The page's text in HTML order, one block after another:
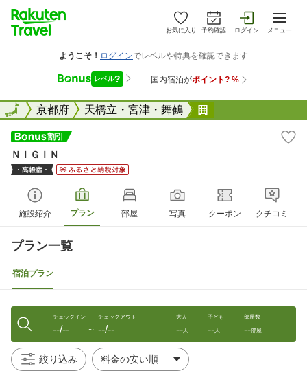
お気に入り 予約確認 ログイン メニュー
全国京都府 天橋立・宮津・舞鶴
全国
ＮＩＧＩＮ
施設紹介 プラン 部屋 写真 クーポン クチコミ
プラン一覧
宿泊プラン
チェックイン
--/-- 〜
チェックアウト
--/--
大人
--人
子ども
--人
部屋数
--部屋
絞り込み